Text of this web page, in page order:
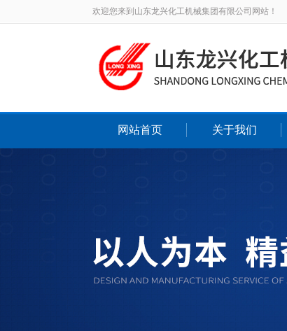
欢迎您来到山东龙兴化工机械集团有限公司网站！
网站首页 关于我们